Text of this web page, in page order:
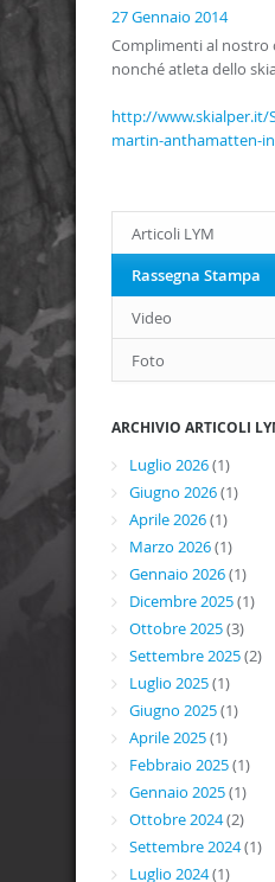
27 Gennaio 2014
Complimenti al nostro
nonché atleta dello
http://www.skialper.it/
martin-anthamatten-
Articoli LYM
Rassegna Stampa
Video
Foto
ARCHIVIO ARTICOLI
Luglio 2026(1)
Giugno 2026(1)
Aprile 2026(1)
Marzo 2026(1)
Gennaio 2026(1)
Dicembre 2025(1)
Ottobre 2025(3)
Settembre 2025(2)
Luglio 2025(1)
Giugno 2025(1)
Aprile 2025(1)
Febbraio 2025(1)
Gennaio 2025(1)
Ottobre 2024(2)
Settembre 2024(1)
Luglio 2024(1)